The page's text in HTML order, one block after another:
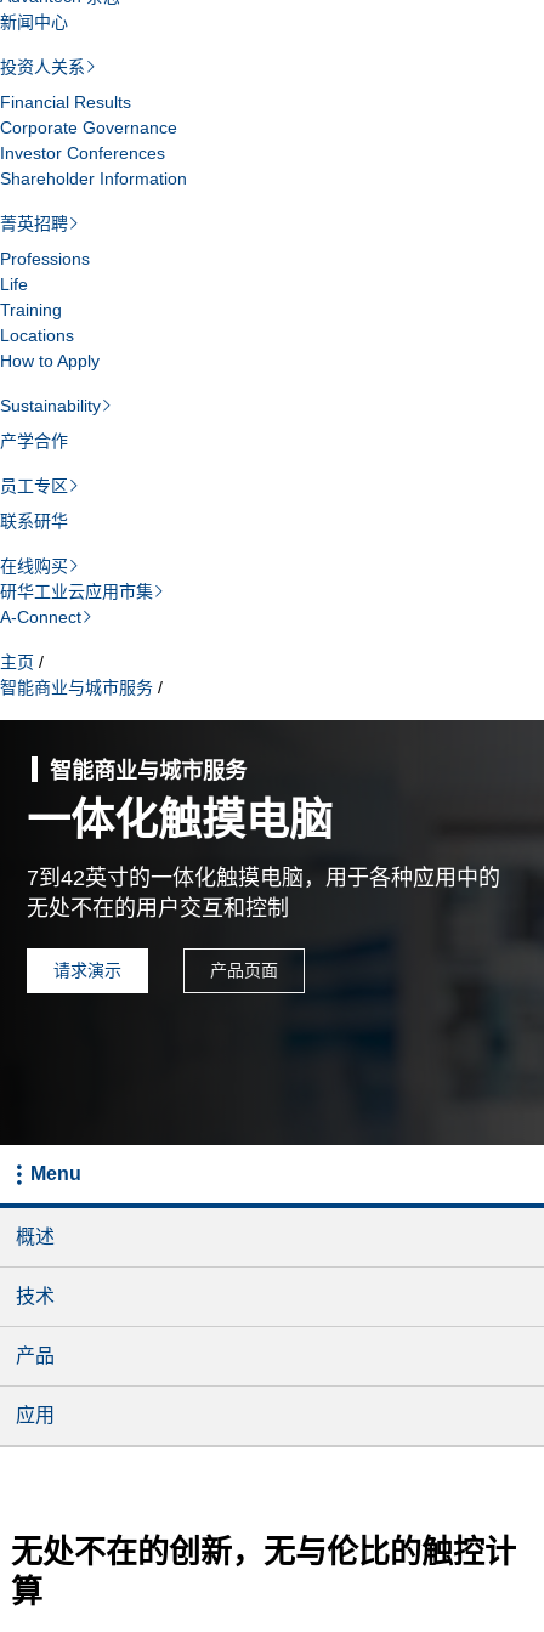
新闻中心
投资人关系
Financial Results
Corporate Governance
Investor Conferences
Shareholder Information
菁英招聘
Professions
Life
Training
Locations
How to Apply
Sustainability
产学合作
员工专区
联系研华
在线购买
研华工业云应用市集
A-Connect
主页 /
智能商业与城市服务 /
智能商业与城市服务
一体化触摸电脑
7到42英寸的一体化触摸电脑，用于各种应用中的
无处不在的用户交互和控制
请求演示 产品页面
Menu
概述
技术
产品
应用
无处不在的创新，无与伦比的触控计
算